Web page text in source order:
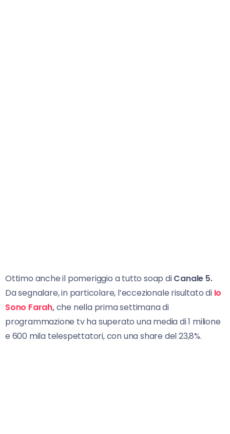
Ottimo anche il pomeriggio a tutto soap diCanale 5.
Da segnalare, in particolare, l’eccezionale risultato di Io
Sono Farah,che nella prima settimana di
programmazione tv ha superato una media di 1 milione
e 600 mila telespettatori, con una share del 23,8%.